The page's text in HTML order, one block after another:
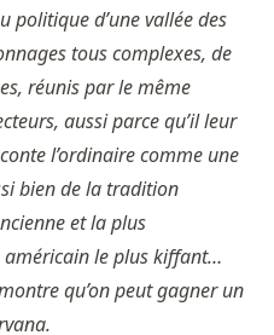
politique d’une vallée des
tous complexes, de
réunis par le même
aussi parce qu’il leur
l’ordinaire comme une
bien de la tradition
et la plus
le plus kiffant…
qu’on peut gagner un